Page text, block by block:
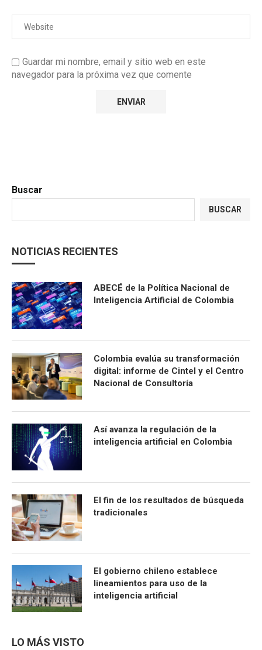
Guardar mi nombre, email y sitio web en este
navegador para la próxima vez que comente
Buscar
BUSCAR
NOTICIAS RECIENTES
ABECÉ de la Política Nacional de
Inteligencia Artificial de Colombia
Colombia evalúa su transformación
digital: informe de Cintel y el Centro
Nacional de Consultoría
Así avanza la regulación de la
inteligencia artificial en Colombia
El fin de los resultados de búsqueda
tradicionales
El gobierno chileno establece
lineamientos para uso de la
inteligencia artificial
LO MÁS VISTO